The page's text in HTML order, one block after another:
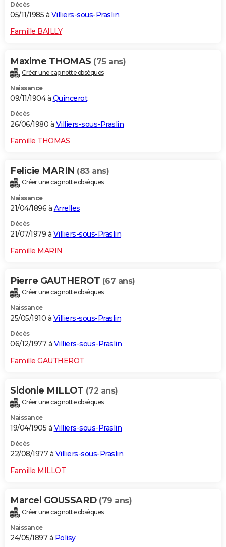
Décès
05/11/1985 à Villiers-sous-Praslin
Famille BAILLY
Maxime THOMAS (75 ans)
Créer une cagnotte obsèques
Naissance
09/11/1904 à Quincerot
Décès
26/06/1980 à Villiers-sous-Praslin
Famille THOMAS
Felicie MARIN (83 ans)
Créer une cagnotte obsèques
Naissance
21/04/1896 à Arrelles
Décès
21/07/1979 à Villiers-sous-Praslin
Famille MARIN
Pierre GAUTHEROT (67 ans)
Créer une cagnotte obsèques
Naissance
25/05/1910 à Villiers-sous-Praslin
Décès
06/12/1977 à Villiers-sous-Praslin
Famille GAUTHEROT
Sidonie MILLOT (72 ans)
Créer une cagnotte obsèques
Naissance
19/04/1905 à Villiers-sous-Praslin
Décès
22/08/1977 à Villiers-sous-Praslin
Famille MILLOT
Marcel GOUSSARD (79 ans)
Créer une cagnotte obsèques
Naissance
24/05/1897 à Polisy